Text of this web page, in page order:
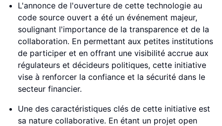
L'annonce de l'ouverture de cette technologie au
code source ouvert a été un événement majeur,
soulignant l'importance de la transparence et de la
collaboration. En permettant aux petites institutions
de participer et en offrant une visibilité accrue aux
régulateurs et décideurs politiques, cette initiative
vise à renforcer la confiance et la sécurité dans le
secteur financier.
Une des caractéristiques clés de cette initiative est
sa nature collaborative. En étant un projet open